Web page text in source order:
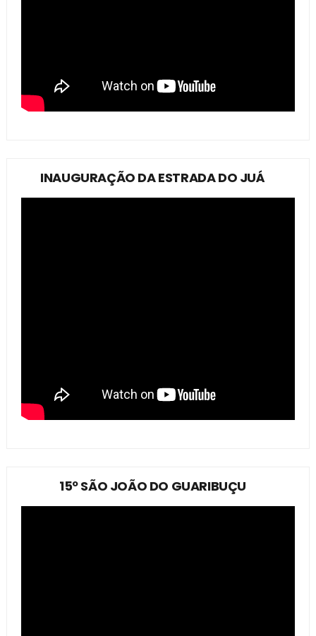
INAUGURAÇÃO DA ESTRADA DO JUÁ
15º SÃO JOÃO DO GUARIBUÇU